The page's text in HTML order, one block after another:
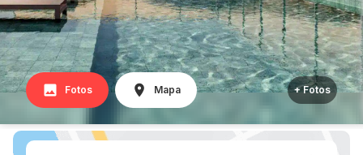
Fotos Mapa + Fotos